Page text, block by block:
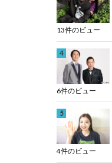
13件のビュー
6件のビュー
4件のビュー